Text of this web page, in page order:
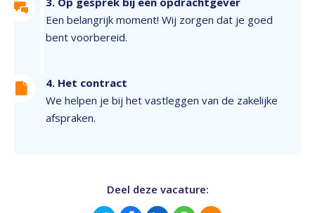
Een belangrijk moment! Wij zorgen dat je goed
bent voorbereid.
4. Het contract
We helpen je bij het vastleggen van de zakelijke
afspraken.
Deel deze vacature: